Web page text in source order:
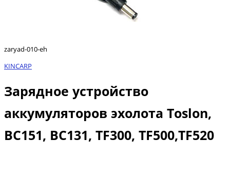
zaryad-010-eh
KINCARP
Зарядное устройство
аккумуляторов эхолота Toslon,
BC151, BC131, TF300, TF500,TF520